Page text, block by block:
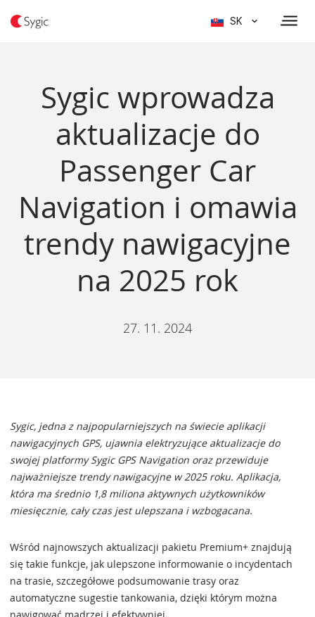
SK
Sygic wprowadza
aktualizacje do
Passenger Car
Navigation i omawia
trendy nawigacyjne
na 2025 rok
27. 11. 2024
Sygic, jedna z najpopularniejszych na świecie aplikacji
nawigacyjnych GPS, ujawnia elektryzujące aktualizacje do
swojej platformy Sygic GPS Navigation oraz przewiduje
najważniejsze trendy nawigacyjne w 2025 roku. Aplikacja,
która ma średnio 1,8 miliona aktywnych użytkowników
miesięcznie, cały czas jest ulepszana i wzbogacana.
Wśród najnowszych aktualizacji pakietu Premium+ znajdują
się takie funkcje, jak ulepszone informowanie o incydentach
na trasie, szczegółowe podsumowanie trasy oraz
automatyczne sugestie tankowania, dzięki którym można